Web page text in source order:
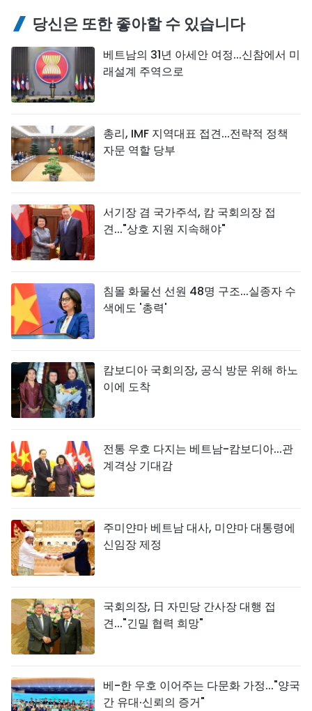
당신은 또한 좋아할 수 있습니다
베트남의 31년 아세안 여정...신참에서 미
래설계 주역으로
총리, IMF 지역대표 접견...전략적 정책
자문 역할 당부
서기장 겸 국가주석, 캄 국회의장 접
견..."상호 지원 지속해야"
침몰 화물선 선원 48명 구조...실종자 수
색에도 '총력'
캄보디아 국회의장, 공식 방문 위해 하노
이에 도착
전통 우호 다지는 베트남-캄보디아...관
계격상 기대감
주미얀마 베트남 대사, 미얀마 대통령에
신임장 제정
국회의장, 日 자민당 간사장 대행 접
견..."긴밀 협력 희망"
베-한 우호 이어주는 다문화 가정..."양국
간 유대·신뢰의 증거"